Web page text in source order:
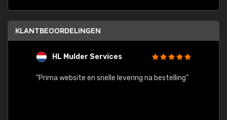
KLANTBEOORDELINGEN
HL Mulder Services
"Prima website en snelle levering na bestelling"